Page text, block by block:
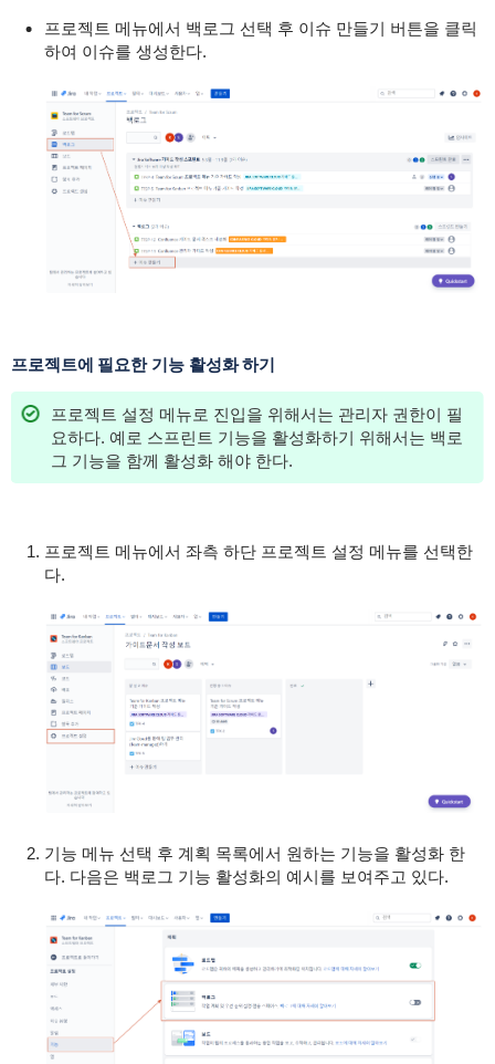
프로젝트 메뉴에서 백로그 선택 후 이슈 만들기 버튼을 클릭
하여 이슈를 생성한다.
프로젝트에 필요한 기능 활성화 하기
프로젝트 설정 메뉴로 진입을 위해서는 관리자 권한이 필
요하다. 예로 스프린트 기능을 활성화하기 위해서는 백로
그 기능을 함께 활성화 해야 한다.
프로젝트 메뉴에서 좌측 하단 프로젝트 설정 메뉴를 선택한
다.
기능 메뉴 선택 후 계획 목록에서 원하는 기능을 활성화 한
다. 다음은 백로그 기능 활성화의 예시를 보여주고 있다.